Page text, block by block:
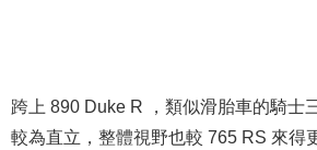
跨上 890 Duke R ，類似滑胎車的騎士
較為直立，整體視野也較 765 RS 來得